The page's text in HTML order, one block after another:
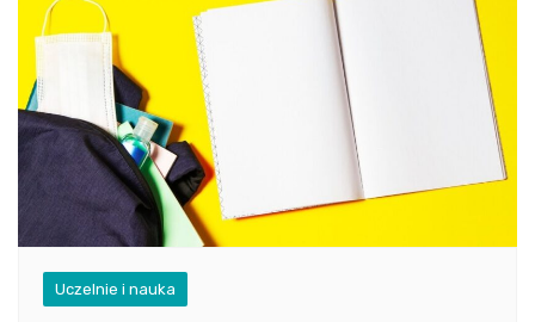
Uczelnie i nauka